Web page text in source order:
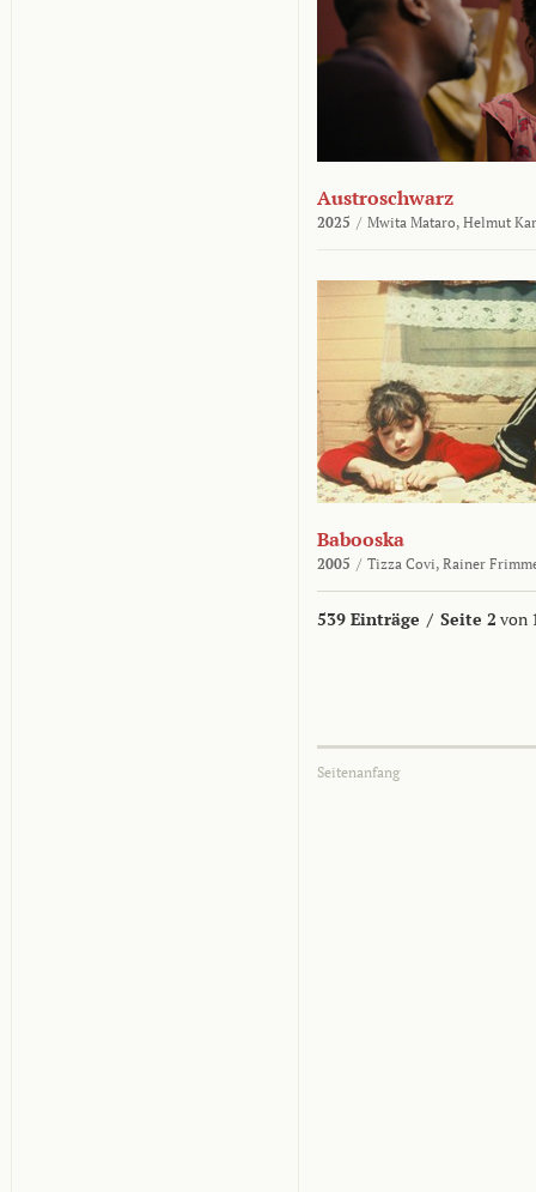
Austroschwarz
2025 / Mwita Mataro, Helmut
Babooska
2005 / Tizza Covi, Rainer
539 Einträge / Seite 2 von
Seitenanfang